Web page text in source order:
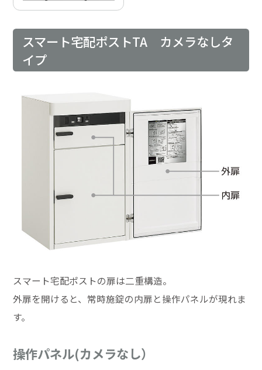
スマート宅配ポストTA カメラなしタ
イプ
スマート宅配ポストの扉は二重構造。
外扉を開けると、常時施錠の内扉と操作パネルが現れま
す。
操作パネル(カメラなし）